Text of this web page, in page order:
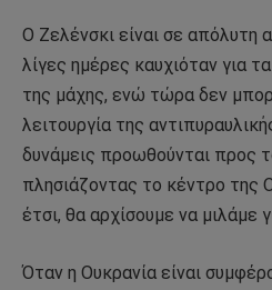
Ο Ζελένσκι είναι σε απόλυτη
λίγες ημέρες καυχιόταν για
της μάχης, ενώ τώρα δεν
λειτουργία της
δυνάμεις προωθούνται προς
πλησιάζοντας το κέντρο της
έτσι, θα αρχίσουμε να μιλάμε
Όταν η Ουκρανία είναι